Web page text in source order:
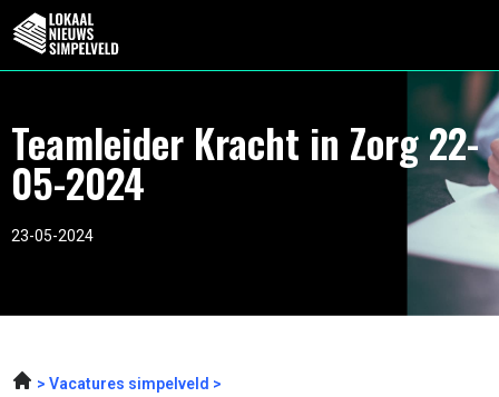
Teamleider Kracht in Zorg 22-
05-2024
23-05-2024
Vacatures simpelveld